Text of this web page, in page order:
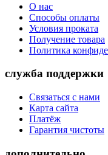
О нас
Способы оплаты
Условия проката
Получение товара
Политика
служба поддержки
Связаться с нами
Карта сайта
Платёж
Гарантия чистоты